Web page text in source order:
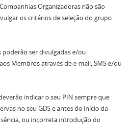
Organizadoras não são
os critérios de seleção do grupo
poderão ser divulgadas e/ou
Membros através de e-mail, SMS e/ou
indicar o seu PIN sempre que
no seu GDS e antes do início da
ou incorreta introdução do